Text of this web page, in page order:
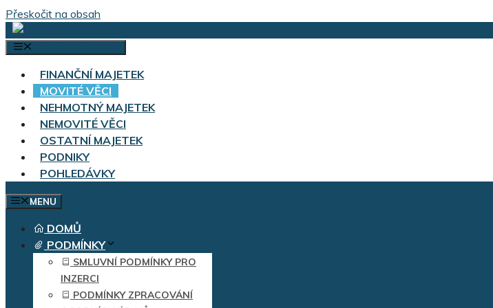
Přeskočit na obsah
FINANČNÍ MAJETEK
MOVITÉ VĚCI
NEHMOTNÝ MAJETEK
NEMOVITÉ VĚCI
OSTATNÍ MAJETEK
PODNIKY
POHLEDÁVKY
MENU
DOMŮ
PODMÍNKY
SMLUVNÍ PODMÍNKY PRO
INZERCI
PODMÍNKY ZPRACOVÁNÍ